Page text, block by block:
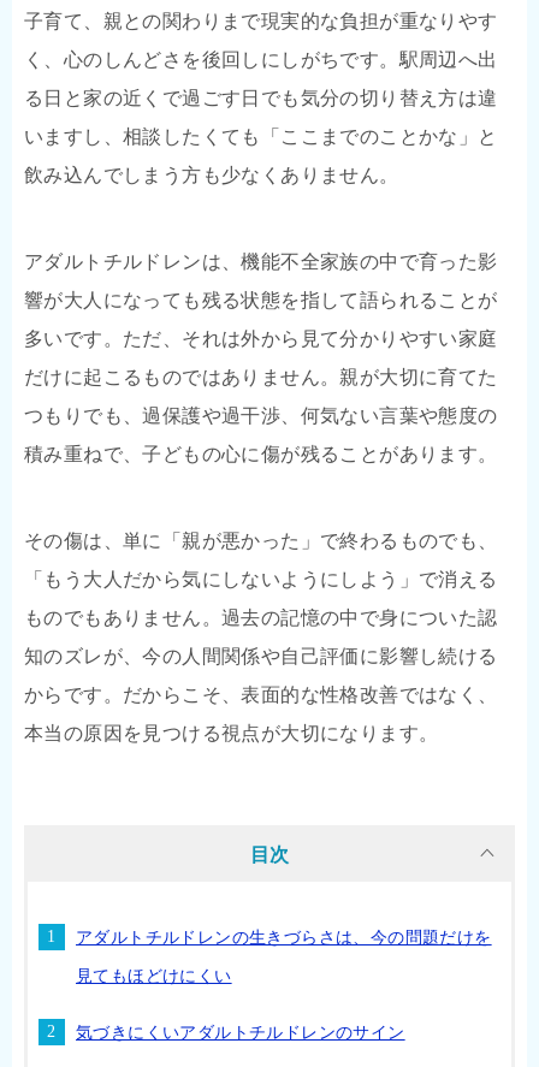
子育て、親との関わりまで現実的な負担が重なりやす
く、心のしんどさを後回しにしがちです。駅周辺へ出
る日と家の近くで過ごす日でも気分の切り替え方は違
いますし、相談したくても「ここまでのことかな」と
飲み込んでしまう方も少なくありません。
アダルトチルドレンは、機能不全家族の中で育った影
響が大人になっても残る状態を指して語られることが
多いです。ただ、それは外から見て分かりやすい家庭
だけに起こるものではありません。親が大切に育てた
つもりでも、過保護や過干渉、何気ない言葉や態度の
積み重ねで、子どもの心に傷が残ることがあります。
その傷は、単に「親が悪かった」で終わるものでも、
「もう大人だから気にしないようにしよう」で消える
ものでもありません。過去の記憶の中で身についた認
知のズレが、今の人間関係や自己評価に影響し続ける
からです。だからこそ、表面的な性格改善ではなく、
本当の原因を見つける視点が大切になります。
目次
アダルトチルドレンの生きづらさは、今の問題だけを
見てもほどけにくい
気づきにくいアダルトチルドレンのサイン